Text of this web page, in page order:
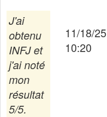
J'ai
obtenu
INFJet
j'ai noté
mon
résultat
5/5.
11/18/25
10:20